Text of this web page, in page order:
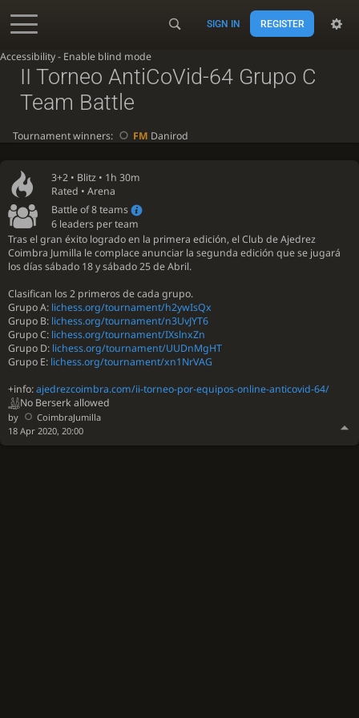
Accessibility - Enable blind mode
SIGN IN REGISTER
3+2 • Blitz • 1h 30m
Rated • Arena
Battle of 8 teams
6 leaders per team
Tras el gran éxito logrado en la primera edición, el Club de Ajedrez
Coimbra Jumilla le complace anunciar la segunda edición que se jugará
los días sábado 18 y sábado 25 de Abril.
Clasifican los 2 primeros de cada grupo.
Grupo A: lichess.org/tournament/h2ywIsQx
Grupo B: lichess.org/tournament/n3UvJYT6
Grupo C: lichess.org/tournament/IXslnxZn
Grupo D: lichess.org/tournament/UUDnMgHT
Grupo E: lichess.org/tournament/xn1NrVAG
+info:ajedrezcoimbra.com/ii-torneo-por-equipos-online-anticovid-64/
No Berserk allowed
by
CoimbraJumilla
18 Apr 2020, 20:00
II Torneo AntiCoVid-64 Grupo C
Team Battle
Tournament winners: FM Danirod